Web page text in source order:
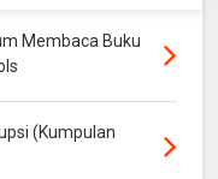
Membaca Buku
(Kumpulan